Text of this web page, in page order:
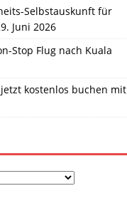
Selbstauskunft für
Juni 2026
Stop Flug nach Kuala
jetzt kostenlos buchen mit